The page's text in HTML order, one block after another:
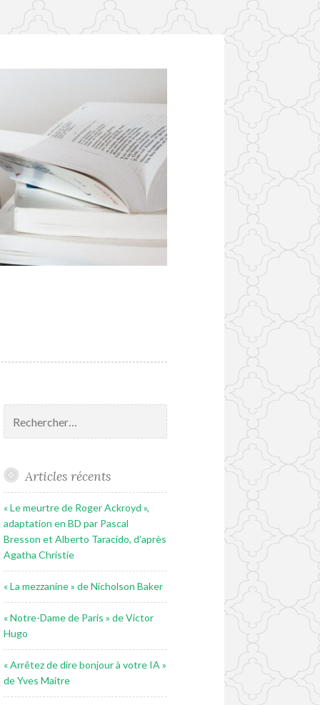
Articles récents
« Le meurtre de Roger Ackroyd »,
adaptation en BD par Pascal
Bresson et Alberto Taracido, d’après
Agatha Christie
« La mezzanine » de Nicholson Baker
« Notre-Dame de Paris » de Victor
Hugo
« Arrêtez de dire bonjour à votre IA »
de Yves Maitre